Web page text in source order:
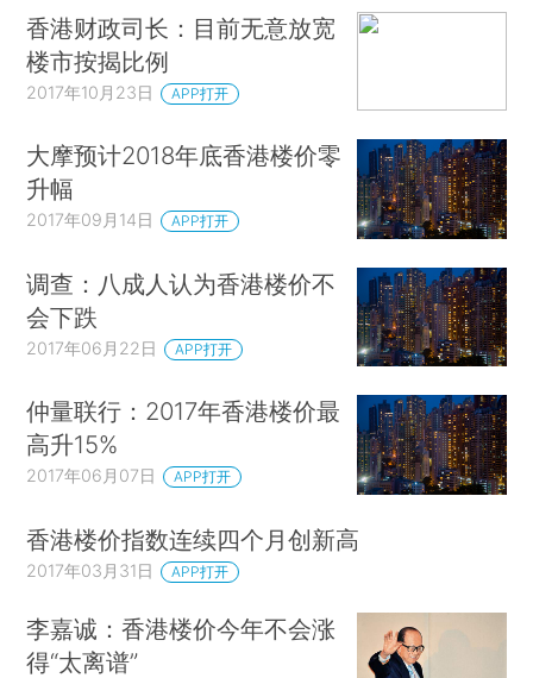
香港财政司长：目前无意放宽
楼市按揭比例
2017年10月23日 APP打开
大摩预计2018年底香港楼价零
升幅
2017年09月14日 APP打开
调查：八成人认为香港楼价不
会下跌
2017年06月22日 APP打开
仲量联行：2017年香港楼价最
高升15%
2017年06月07日 APP打开
香港楼价指数连续四个月创新高
2017年03月31日 APP打开
李嘉诚：香港楼价今年不会涨
得“太离谱”